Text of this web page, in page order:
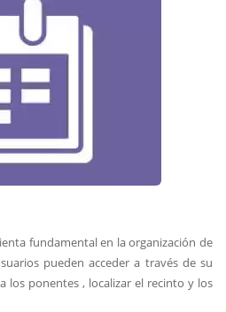
fundamental en la organización de
pueden acceder a través de su
los ponentes , localizar el recinto y los